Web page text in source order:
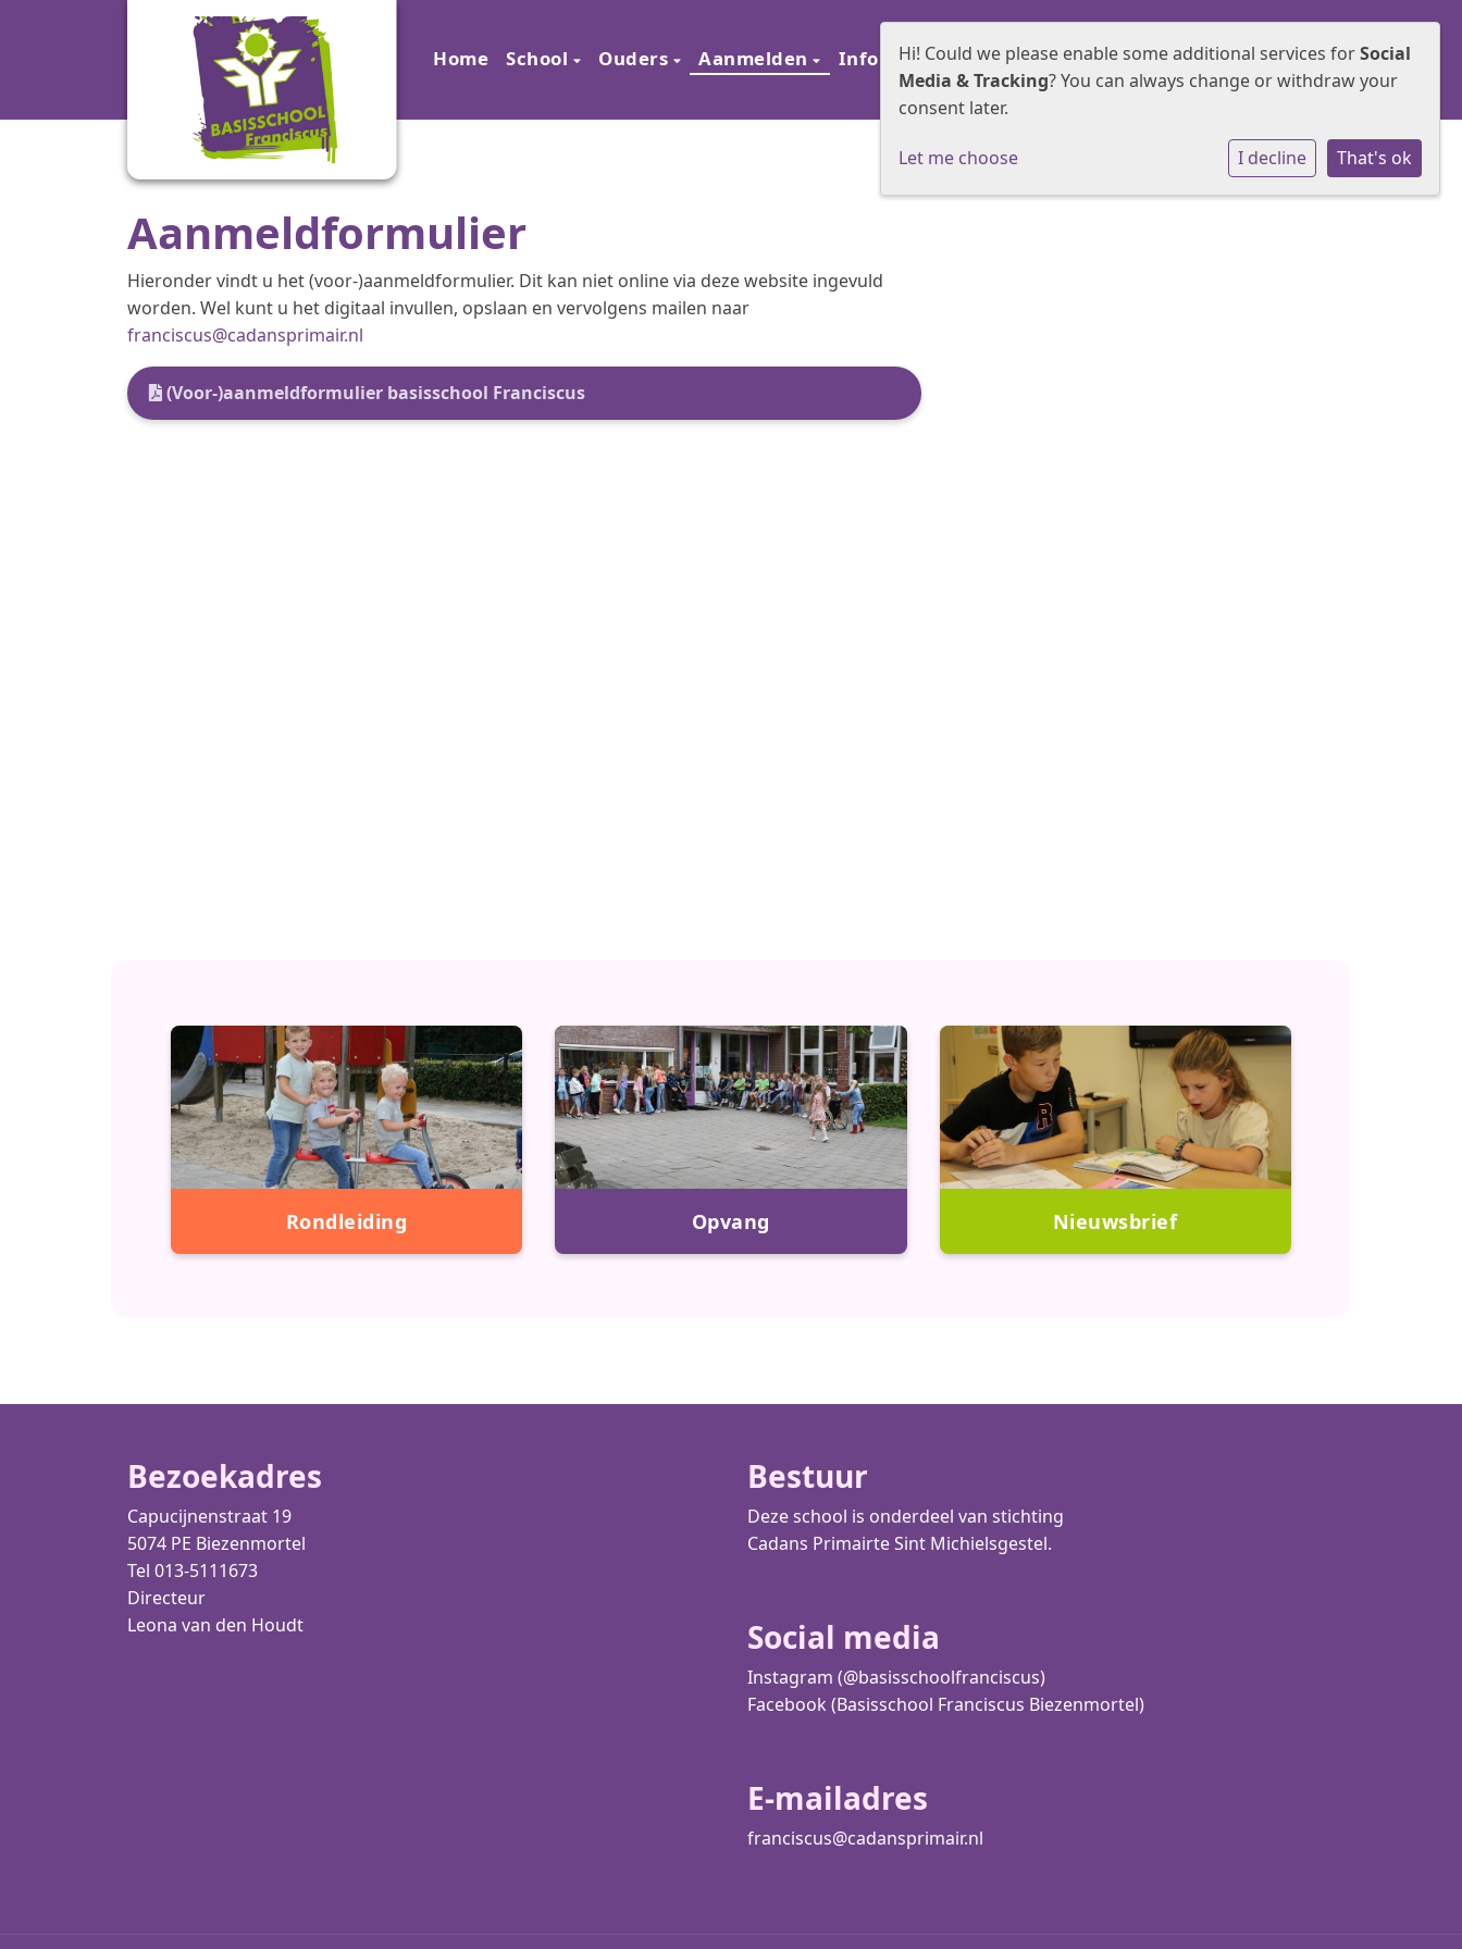
Home School Ouders Aanmelden Informatie Samenwerken Groepen Contact
Aanmeldformulier
Hieronder vindt u het (voor-)aanmeldformulier. Dit kan niet online via deze website ingevuld
worden. Wel kunt u het digitaal invullen, opslaan en vervolgens mailen naar
franciscus@cadansprimair.nl
(Voor-)aanmeldformulier basisschool Franciscus
Rondleiding Opvang Nieuwsbrief
Bezoekadres
Capucijnenstraat 19
5074 PE Biezenmortel
Tel 013-5111673
Directeur
Leona van den Houdt
Bestuur
Deze school is onderdeel van stichting
Cadans Primairte Sint Michielsgestel.
Social media
Instagram (@basisschoolfranciscus)
Facebook (Basisschool Franciscus Biezenmortel)
E-mailadres
franciscus@cadansprimair.nl
Hi! Could we please enable some additional services forSocial
Media & Tracking? You can always change or withdraw your
consent later.
Let me choose I decline That's ok